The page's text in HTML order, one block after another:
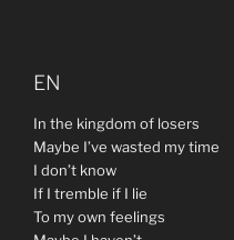
EN
In the kingdom of losers
Maybe I’ve wasted my time
I don’t know
If I tremble if I lie
To my own feelings